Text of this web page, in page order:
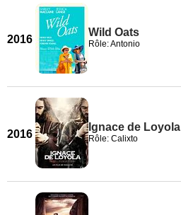
2016
Wild Oats
Rôle: Antonio
2016
Ignace de Loyola
Rôle: Calixto